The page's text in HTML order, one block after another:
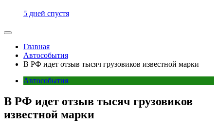
5 дней спустя
Главная
Автособытия
В РФ идет отзыв тысяч грузовиков известной марки
Автособытия
В РФ идет отзыв тысяч грузовиков
известной марки